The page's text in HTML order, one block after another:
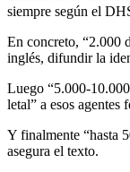
siempre según el
En concreto, “2.000
inglés, difundir la
Luego “5.000-
letal” a esos agentes
Y finalmente “hasta
asegura el texto.